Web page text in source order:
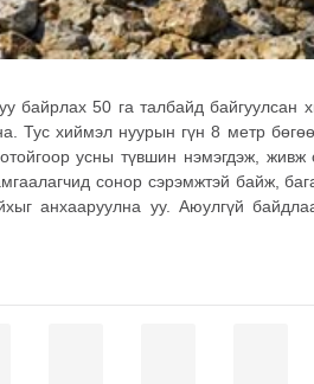
байрлах 50 га талбайд байгуулсан
Тус хиймэл нуурын гүн 8 метр
усны түвшин нэмэгдэж,
сонор сэрэмжтэй байж,
анхааруулна уу. Аюулгүй